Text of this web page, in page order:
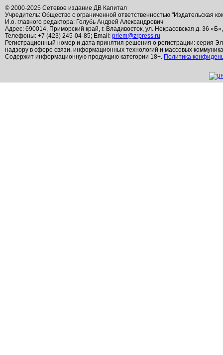
© 2000-2025 Сетевое издание ДВ Капитал
Учредитель: Общество с ограниченной ответственностью "Издательская
И.о. главного редактора: Голубь Андрей Александрович
Адрес: 690014, Приморский край, г. Владивосток, ул. Некрасовская д. 36
Телефоны: +7 (423) 245-04-85; Email: priem@zrpress.ru
Регистрационный номер и дата принятия решения о регистрации: серия
надзору в сфере связи, информационных технологий и массовых
Содержит информационную продукцию категории 18+. Политика